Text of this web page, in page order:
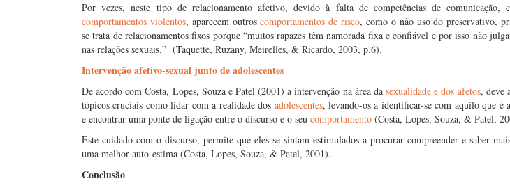
Por vezes, neste tipo de relacionamento afetivo, devido à falta de competências de comunicação,
comportamentos violentos, aparecem outroscomportamentos de risco, como o não uso do preservativo,
se trata de relacionamentos fixos porque “muitos rapazes têm namorada fixa e confiável e por isso não
nas relações sexuais.” (Taquette, Ruzany, Meirelles, & Ricardo, 2003, p.6).
Intervenção afetivo-sexual junto de adolescentes
De acordo com Costa, Lopes, Souza e Patel (2001) a intervenção na área dasexualidade e dos afetos, deve
tópicos cruciais como lidar com a realidade dos adolescentes, levando-os a identificar-se com aquilo que é
e encontrar uma ponte de ligação entre o discurso e o seu comportamento (Costa, Lopes, Souza, & Patel,
Este cuidado com o discurso, permite que eles se sintam estimulados a procurar compreender e saber
uma melhor auto-estima (Costa, Lopes, Souza, & Patel, 2001).
Conclusão